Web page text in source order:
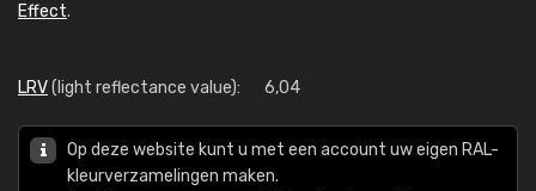
Effect.
LRV(light reflectance value): 6,04
Op deze website kunt u met een account uw eigen RAL-
kleurverzamelingen maken.